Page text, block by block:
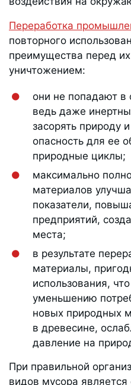
Переработка
повторного
преимущества перед
уничтожением:
они не попадают
ведь даже
засорять природу
опасность для ее
природные циклы;
максимально
материалов
показатели,
предприятий,
места;
в результате
материалы,
использования,
уменьшению
новых природных
в древесине,
давление на
При правильной
видов мусора